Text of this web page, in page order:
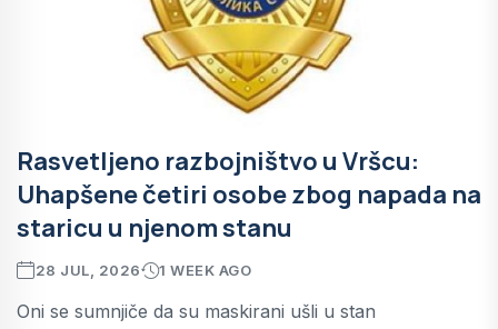
Rasvetljeno razbojništvo u Vršcu:
Uhapšene četiri osobe zbog napada na
staricu u njenom stanu
28 JUL, 2026 1 WEEK AGO
Oni se sumnjiče da su maskirani ušli u stan